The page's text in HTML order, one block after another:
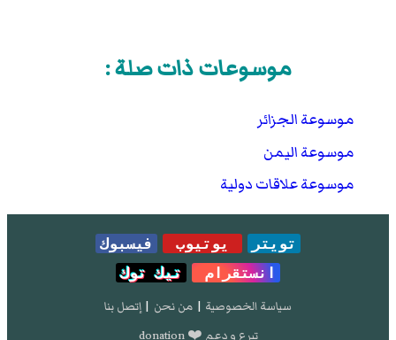
GDP (current US$) | Data
واي باك مشين.
[2] - تصفح: نسخة محفوظة
- تصفح:نسخة محفوظة
موقع واي باك مشين.
Human Development Reports- تصفح:
محفوظة19 مايو 2019 على موقع واي باك مشين.
- تصفح:نسخة محفوظة
موسوعات ذات صلة :
موسوعة الجزائر
موسوعة اليمن
موسوعة علاقات دولية
تويتر يوتيوب
فيسبوك
انستقرام
تيك توك
سياسة الخصوصية | من نحن | إتصل بنا
تبرع و دعم ❤️ donation